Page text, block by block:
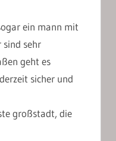
ein mann mit
sind sehr
geht es
sicher und
großstadt, die